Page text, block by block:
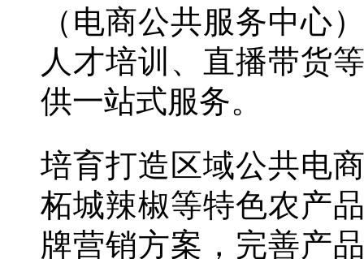
（电商公共服务中心
人才培训、直播带货
供一站式服务。
培育打造区域公共电
柘城辣椒等特色农产
牌营销方案，完善产